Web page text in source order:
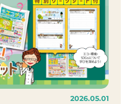
2026.05.01